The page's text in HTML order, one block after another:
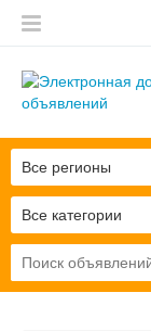
Все категории
Все регионы